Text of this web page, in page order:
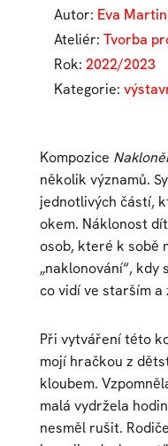
Autor: Eva
Ateliér: Tvorba
Rok: 2022/2023
Kategorie:
Kompozice
několik významů.
jednotlivých částí,
okem. Náklonost
osob, které k sobě
„naklonování“,
co vidí ve starším a
Při vytváření této
mojí hračkou z
kloubem.
malá vydržela
nesměl rušit.